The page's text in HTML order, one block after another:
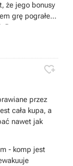
że jego bonusy
grę pograłem

przez
cała kupa, a
nawet jak
- komp jest